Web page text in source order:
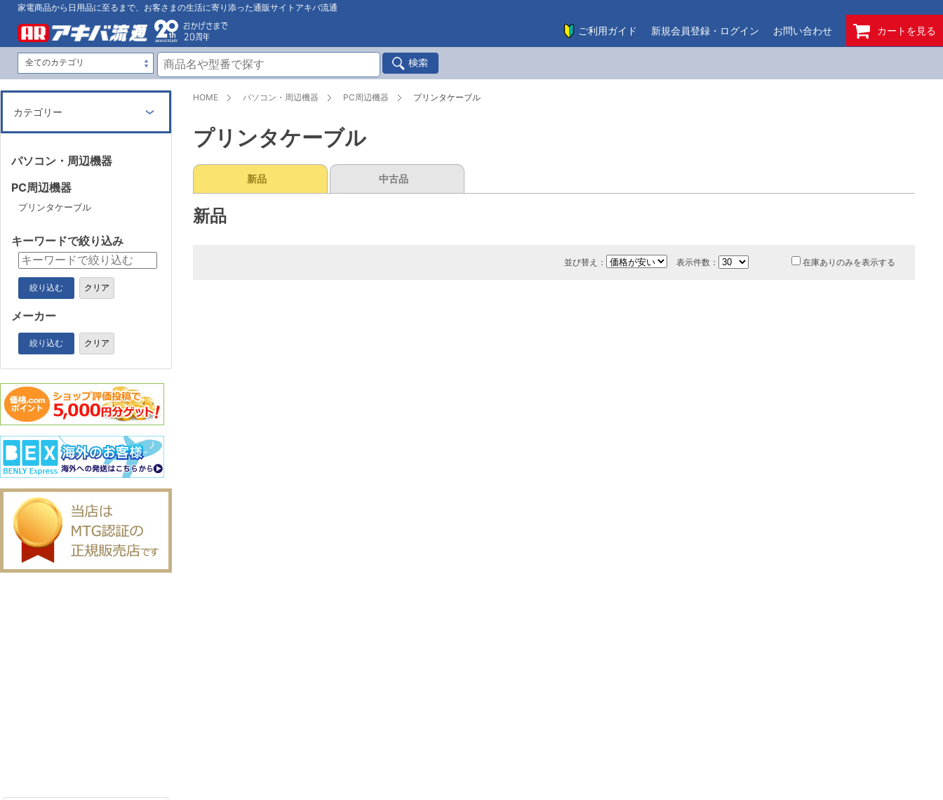
家電商品から日用品に至るまで、お客さまの生活に寄り添った通販サイトアキバ流通
ご利用ガイド 新規会員登録・ログイン お問い合わせ カートを見る
HOME パソコン・周辺機器 PC周辺機器 プリンタケーブル
プリンタケーブル
新品 中古品
新品
並び替え： 表示件数： 在庫ありのみを表示する
カテゴリー
パソコン・周辺機器
PC周辺機器
プリンタケーブル
キーワードで絞り込み
絞り込む クリア
メーカー
絞り込む クリア